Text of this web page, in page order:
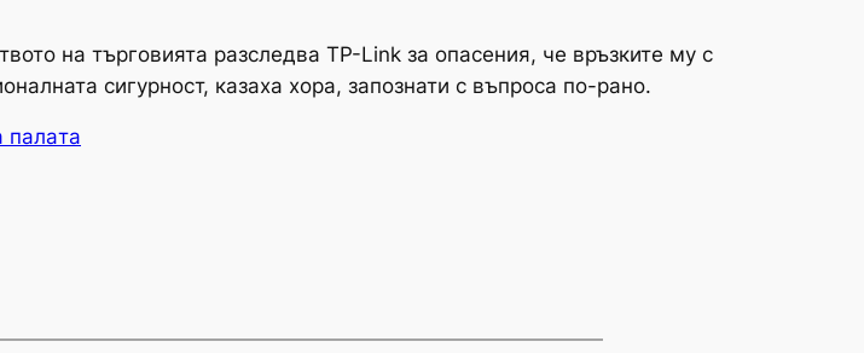
на търговията разследва TP-Link за опасения, че връзките му с
сигурност, казаха хора, запознати с въпроса по-рано.
палaта